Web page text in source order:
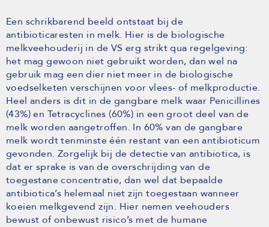
Een schrikbarend beeld ontstaat bij de
antibioticaresten in melk. Hier is de biologische
melkveehouderij in de VS erg strikt qua regelgeving:
het mag gewoon niet gebruikt worden, dan wel na
gebruik mag een dier niet meer in de biologische
voedselketen verschijnen voor vlees- of melkproductie.
Heel anders is dit in de gangbare melk waar Penicillines
(43%) en Tetracyclines (60%) in een groot deel van de
melk worden aangetroffen. In 60% van de gangbare
melk wordt tenminste één restant van een antibioticum
gevonden. Zorgelijk bij de detectie van antibiotica, is
dat er sprake is van de overschrijding van de
toegestane concentratie, dan wel dat bepaalde
antibiotica’s helemaal niet zijn toegestaan wanneer
koeien melkgevend zijn. Hier nemen veehouders
bewust of onbewust risico’s met de humane